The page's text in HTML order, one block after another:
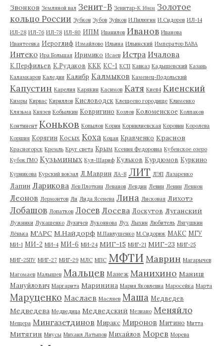
Звонков Земляной вал Зенит-В Зенитар-К 16мм Золотое
кольцо России Зубков Зубов Зуйков И.Пилюгин И.Сидоров ИЛ-14
ИЛ-28 ИЛ-76 ИЛ-78 ИЛ-80 ИПМ Иванилов Иванов Иванова
Ивантеевка Иероглиф Измайлово Ильина Ильинский Император ВАВА
Интеко Ира Большая Иримико Исаев Истра Ичалова
К.Перфильев К.Рудаков ККК КС-1 КСП Кавказ Кадышевский Казань
Каламкаров Каледин Калибр Калмыков Каменец-Подольский
Капустин Карелия Карякин Касимов Катя Киев4 Киенский
Кимры Кирвас Кириллов Кисловодск Клещеево городище Клименко
Клязьма Князев Кобылкин Ковригино Козлов Коломенское Колпаков
Континент Коньков Копылов Корин Корнилиевская Коровин Королева
Коршия Корягин Косых Коха Коцан Кравченко Краснов
Красногорск Кремль Круг света Крым Ксения Федоровна Кубенское озеро
Кубок ГМО Кузьминых Кул-Шариф Кульков Курдюмов Куркино
Курникова Курский вокзал Л.Маврин ЛА-8 ЛИТ ЛЭП Лазаренко
Лапин Ларикова Лев Плоткин Леванов Левдин Левин Ленин Леннон
Леонов Лермонтов Ли Лида Ясенева Лина Лисковая Лихотэ
Лобашов Лопатков Лосев Лосева Лоскутов Луганский
Лужники Лукашенко Лукичев Лукоянова Лух Лыхин Любитель Лягушкин
Лёнька М'АРС М.Найдорф М.Павлушенко М.Сидорюк МАКС МГУ
МИ-1 МИ-2 МИ-4 МИ-6 МИ-24 МИГ-15 МИГ-21 МИГ-23 МИГ-25
МИГ-25ПУ МИГ-27 МИГ-29 МЛС МПС МФТИ Маврин Магарычев
Магомаев Малышев Мальцев Манеж Манихино Маниш
Мануйлович Маргарита Маринина Мария Яковлевна Маросейка Марта
Маруценко Маслаев Масляев Маша Медведев
Медведева Медведица Медведский Мезиано Меняйло
Мещера Мингазетдинов Миракс Миронов Митино Митта
Митягин Миусы Михаил Латыпов Михайлов Морев Морева